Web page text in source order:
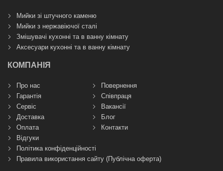
Мийки зі штучного каменю
Мийки з нержавіючої сталі
Змішувачі кухонні та в ванну кімнату
Аксесуари кухонні та в ванну кімнату
КОМПАНІЯ
Про нас
Гарантія
Сервіс
Доставка
Оплата
Повернення
Співпраця
Вакансії
Блог
Контакти
Відгуки
Політика конфіденційності
Правила використання сайту (Публічна оферта)